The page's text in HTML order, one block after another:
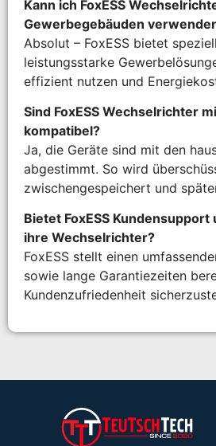
Kann ich FoxESS
Gewerbegebäuden
Absolut – FoxESS bietet
leistungsstarke
effizient nutzen und
Sind FoxESS Wechselrichter
kompatibel?
Ja, die Geräte sind mit den
abgestimmt. So wird
zwischengespeichert und
Bietet FoxESS
ihre Wechselrichter?
FoxESS stellt einen
sowie lange Garantiezeiten
Kundenzufriedenheit